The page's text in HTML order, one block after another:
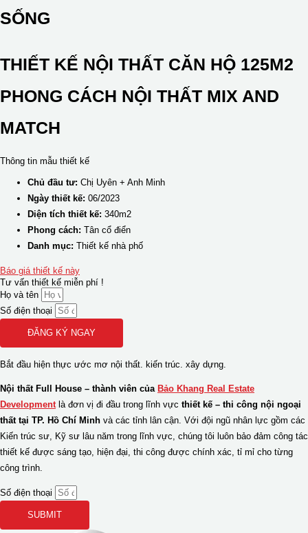
SỐNG
THIẾT KẾ NỘI THẤT CĂN HỘ 125M2
PHONG CÁCH NỘI THẤT MIX AND
MATCH
Thông tin mẫu thiết kế
Chủ đầu tư: Chị Uyên + Anh Minh
Ngày thiết kế: 06/2023
Diện tích thiết kế: 340m2
Phong cách: Tân cổ điển
Danh mục: Thiết kế nhà phố
Báo giá thiết kế này
Tư vấn thiết kế miễn phí !
Họ và tên
Số điện thoại
ĐĂNG KÝ NGAY
Bắt đầu hiện thực ước mơ nội thất. kiến trúc. xây dựng.
Nội thất Full House – thành viên của Bảo Khang Real Estate
Developmentlà đơn vị đi đầu trong lĩnh vực thiết kế – thi công nội ngoại
thất tại TP. Hồ Chí Minh và các tỉnh lân cận. Với đội ngũ nhân lực gồm các
Kiến trúc sư, Kỹ sư lâu năm trong lĩnh vực, chúng tôi luôn bảo đảm công tác
thiết kế được sáng tạo, hiện đại, thi công được chính xác, tỉ mỉ cho từng
công trình.
Số điện thoại
SUBMIT